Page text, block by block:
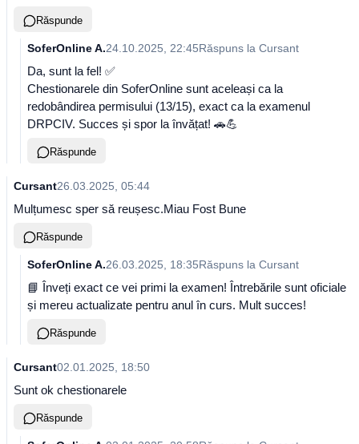
Răspunde
SoferOnline A.24.10.2025, 22:45Răspuns la Cursant
Da, sunt la fel! ✅
Chestionarele din SoferOnline sunt aceleași ca la
redobândirea permisului (13/15), exact ca la examenul
DRPCIV. Succes și spor la învățat! 🚗💪
Răspunde
Cursant26.03.2025, 05:44
Mulțumesc sper să reușesc.Miau Fost Bune
Răspunde
SoferOnline A.26.03.2025, 18:35Răspuns la Cursant
📘 Înveți exact ce vei primi la examen! Întrebările sunt oficiale
și mereu actualizate pentru anul în curs. Mult succes!
Răspunde
Cursant02.01.2025, 18:50
Sunt ok chestionarele
Răspunde